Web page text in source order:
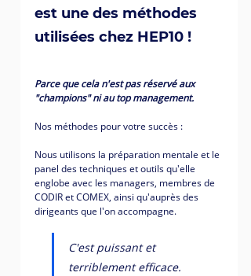
est une des méthodes
utilisées chez HEP10 !
Parce que cela n'est pas réservé aux
"champions" ni au top management.
Nos méthodes pour votre succès :
Nous utilisons la préparation mentale et le
panel des techniques et outils qu'elle
englobe avec les managers, membres de
CODIR et COMEX, ainsi qu'auprès des
dirigeants que l'on accompagne.
C'est puissant et
terriblement efficace.